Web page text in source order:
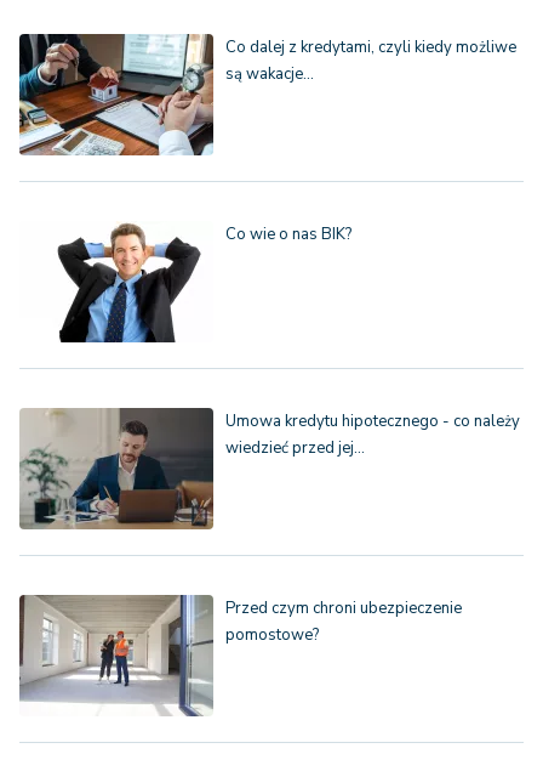
Co dalej z kredytami, czyli kiedy możliwe
są wakacje…
Co wie o nas BIK?
Umowa kredytu hipotecznego - co należy
wiedzieć przed jej…
Przed czym chroni ubezpieczenie
pomostowe?